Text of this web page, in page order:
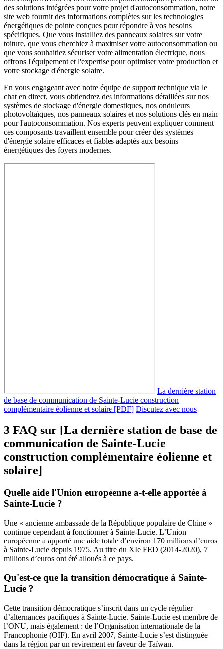
des solutions intégrées pour votre projet d'autoconsommation, notre
site web fournit des informations complètes sur les technologies
énergétiques de pointe conçues pour répondre à vos besoins
spécifiques. Que vous installiez des panneaux solaires sur votre
toiture, que vous cherchiez à maximiser votre autoconsommation ou
que vous souhaitiez sécuriser votre alimentation électrique, nous
offrons l'équipement et l'expertise pour optimiser votre production et
votre stockage d'énergie solaire.
En vous engageant avec notre équipe de support technique via le
chat en direct, vous obtiendrez des informations détaillées sur nos
systèmes de stockage d'énergie domestiques, nos onduleurs
photovoltaïques, nos panneaux solaires et nos solutions clés en main
pour l'autoconsommation. Nos experts peuvent expliquer comment
ces composants travaillent ensemble pour créer des systèmes
d'énergie solaire efficaces et fiables adaptés aux besoins
énergétiques des foyers modernes.
La dernière station
de base de communication de Sainte-Lucie construction
complémentaire éolienne et solaire [PDF] Discutez avec nous
3 FAQ sur [La dernière station de base de
communication de Sainte-Lucie
construction complémentaire éolienne et
solaire]
Quelle aide l'Union européenne a-t-elle apportée à
Sainte-Lucie ?
Une « ancienne ambassade de la République populaire de Chine »
continue cependant à fonctionner à Sainte-Lucie. L’Union
européenne a apporté une aide totale d’environ 170 millions d’euros
à Sainte-Lucie depuis 1975. Au titre du XIe FED (2014-2020), 7
millions d’euros ont été alloués à ce pays.
Qu'est-ce que la transition démocratique à Sainte-
Lucie ?
Cette transition démocratique s’inscrit dans un cycle régulier
d’alternances pacifiques à Sainte-Lucie. Sainte-Lucie est membre de
l’ONU, mais également : de l’Organisation internationale de la
Francophonie (OIF). En avril 2007, Sainte-Lucie s’est distinguée
dans la région par un revirement en faveur de Taïwan.